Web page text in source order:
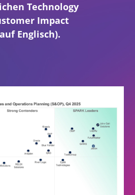
Technology
Impact
Englisch).